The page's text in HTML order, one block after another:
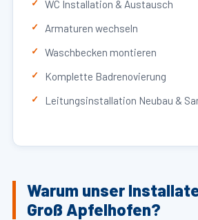
WC Installation & Austausch
Armaturen wechseln
Waschbecken montieren
Komplette Badrenovierung
Leitungsinstallation Neubau &
Warum unser
Groß Apfelhofen?